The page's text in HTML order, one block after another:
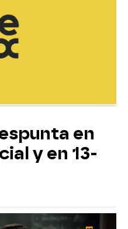
en
y en 13-